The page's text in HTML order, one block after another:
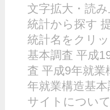
文字拡大・読
統計から探す
統計名をクリ
基本調査 平成
査 平成9年就業
年就業構造基
サイトについ